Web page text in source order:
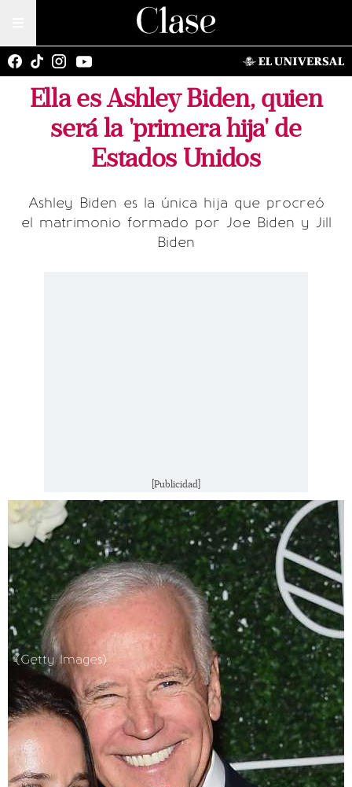
Ella es Ashley Biden, quien
será la 'primera hija' de
Estados Unidos
Ashley Biden es la única hija que procreó
el matrimonio formado por Joe Biden y Jill
Biden
[Publicidad]
(Getty Images)